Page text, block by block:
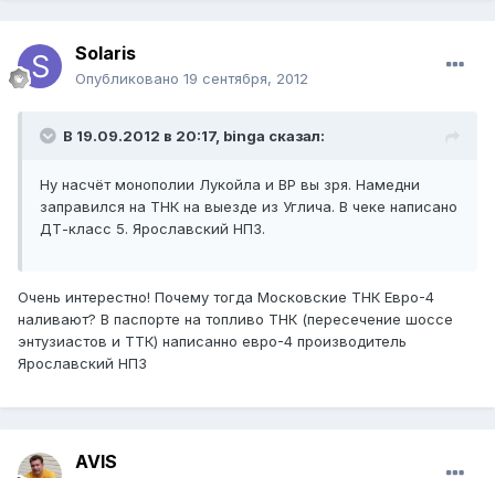
Solaris
Опубликовано 19 сентября, 2012
В 19.09.2012 в 20:17, binga сказал:
Ну насчёт монополии Лукойла и ВР вы зря. Намедни
заправился на ТНК на выезде из Углича. В чеке написано
ДТ-класс 5. Ярославский НПЗ.
Очень интерестно! Почему тогда Московские ТНК Евро-4
наливают? В паспорте на топливо ТНК (пересечение шоссе
энтузиастов и ТТК) написанно евро-4 производитель
Ярославский НПЗ
AVIS